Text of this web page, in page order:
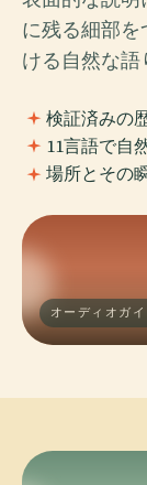
に残る細部
ける自然な語
検証済みの
11言語で自
場所とその
オーディオガイ